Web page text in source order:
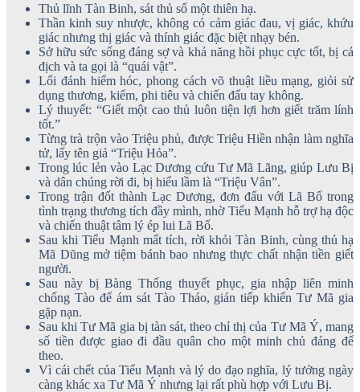
Thủ lĩnh Tàn Binh, sát thủ số một thiên hạ.
Thần kinh suy nhược, không có cảm giác đau, vị giác, khứu
giác nhưng thị giác và thính giác đặc biệt nhạy bén.
Sở hữu sức sống đáng sợ và khả năng hồi phục cực tốt, bị cả
địch và ta gọi là “quái vật”.
Lối đánh hiểm hóc, phong cách võ thuật liều mạng, giỏi sử
dụng thương, kiếm, phi tiêu và chiến đấu tay không.
Lý thuyết: “Giết một cao thủ luôn tiện lợi hơn giết trăm lính
tốt.”
Từng trà trộn vào Triệu phủ, được Triệu Hiền nhận làm nghĩa
tử, lấy tên giả “Triệu Hỏa”.
Trong lúc lẻn vào Lạc Dương cứu Tư Mã Lãng, giúp Lưu Bị
và dân chúng rời đi, bị hiểu lầm là “Triệu Vân”.
Trong trận đốt thành Lạc Dương, đơn đấu với Lã Bố trong
tình trạng thương tích đầy mình, nhờ Tiểu Mạnh hỗ trợ hạ độc
và chiến thuật tâm lý ép lui Lã Bố.
Sau khi Tiểu Mạnh mất tích, rời khỏi Tàn Binh, cùng thủ hạ
Mã Dũng mở tiệm bánh bao nhưng thực chất nhận tiền giết
người.
Sau này bị Bàng Thống thuyết phục, gia nhập liên minh
chống Tào để ám sát Tào Tháo, gián tiếp khiến Tư Mã gia
gặp nạn.
Sau khi Tư Mã gia bị tàn sát, theo chỉ thị của Tư Mã Ý, mang
số tiền được giao đi đầu quân cho một minh chủ đáng để
theo.
Vì cái chết của Tiểu Mạnh và lý do đạo nghĩa, lý tưởng ngày
càng khác xa Tư Mã Ý nhưng lại rất phù hợp với Lưu Bị.